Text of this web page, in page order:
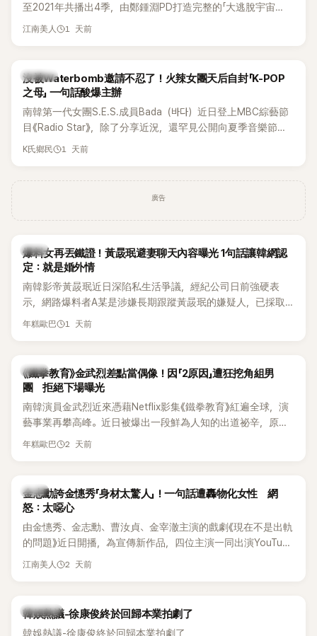
邊搭車邊聊天，氣氛輕鬆。聊到最近的新聞，李瑞鎮突然直球
發問：「妳不是上新聞了？說妳去做整形？是人中縮短手術嗎？」
延燒到過去的爭議。李瑞鎮脫口補刀：「妳以前不是還在游泳池
開過記者會？」直接點名她當年的風波。李智惠聽了忍不住笑
說：「哥怎麼連這個都知道？」李瑞鎮則回嘴：「那時候新聞鬧那
麼大，不知道才奇怪吧。」一來一往，氣氛反而更加輕鬆。 談到
當年情況，李智惠終於鬆口坦言，當時確實被質疑動過隆胸手
術。她回憶：「拍了比基尼照片之後，就開始被說是不是去隆乳
了。」為了澄清誤會，她只好親自站出來說清楚。 李智惠進一步
解釋，當時隆胸手術幾乎只有「腋下切開」一種方式，「所以我就
想，既然一直說我有做，那我乾脆把腋下給大家看，證明我根
召開了一場泳裝記者招待會。當時她穿著比基尼站在一排攝影
機前，面對媒體擺出各種姿勢，畫面至今仍被網友津津樂道。
這段為平息爭議、直接公開腋下畫面自證清白的往事再度被提
起，節目現場立刻充滿驚呼聲與笑聲，也再次讓人見識到她面
對流言時「豁出去」的直率性格。其實她過去也曾在 SBS 節目
《脫掉鞋子恢單4Men》 中，親自公開那張當年引發話題的「腋下
員身分出道，該團在 2000 年代初期紅極一時，由李智惠、徐
智英兩位女成員，以及張錫炫、Chris Kim 兩位男成員組成。不
過後來爆出長達四年的團內霸凌風波，甚至傳出徐智英母親對
李智惠言語辱罵、動手等爭議，最終團體於 2002 年解散。 團
體解散後，李智惠轉型 solo，靠著綜藝與歌唱實力持續活躍演
藝圈。據悉，她當年能加入 S#arp，也與 李尚敏 的賞識有關。
感情方面，李智惠於 2017 年與圈外男友結婚，婚後育有兩個
目，她經營的 YouTube 頻道也即將突破百萬訂閱，近年內容深
受網友喜愛，再度迎來事業第二春。
至2021年共播出4季，由鄭鍾淵PD打造完整的「大逃脫宇宙
（DTCU）」，憑藉燒腦劇情、電影級場景與龐大世界觀，累積
江南美人 1 天前
K-POP
沒被Waterbomb邀請不忍了！火辣女團天后自封「K-POP
之母」 一句話酸爆主辦
南韓第一代女團S.E.S.成員Bada（바다）近日登上MBC綜藝節
目《Radio Star》，除了分享近況，還罕見公開向夏季音樂節
Waterbomb喊話，笑稱自己至今從未受邀演出，更幽默表示：
K氏鄉民 1 天前
廣告
韓星
爆料女再丟鐵證！黃晸珉避妻聊天內容曝光 1句話讓韓網認
定：就是婚外情
南韓影帝黃晸珉近日深陷私生活爭議，經紀公司日前強硬表
示，網路爆料者A某是涉嫌長期跟蹤黃晸珉的嫌疑人，已採取
法律行動。不過，A某並未因此停止發聲，5日再度透過社群平
年糕歐巴 1 天前
韓星
《鐵拳教育》金武烈差點當偶像！因「2原因」遭狂挖角組男
團 拒絕下場曝光
南韓演員金武烈近來憑藉Netflix影集《鐵拳教育》紅遍全球，演
藝事業再攀高峰。近日被爆出一段鮮為人知的出道祕辛，原來
他當年差點不是以演員身分出道，而是成為男團偶像的一員。
年糕歐巴 2 天前
韓星
金志勳誇金憓秀「身材太驚人」！一句話遭轟物化女性 網
怒：太噁心
由金憓秀、金志勳、曹汝貞、金宰澈主演的戲劇《現在不是出軌
的問題》近日開播，為宣傳新作品，四位主演一同出演YouTube
節目，不料訪談中的一段發言卻意外掀起爭議。不少網友認
江南美人 2 天前
熱議討論
韓娛熱議-徐康俊終於回歸本業拍劇了
韓娛熱議-徐康俊終於回歸本業拍劇了